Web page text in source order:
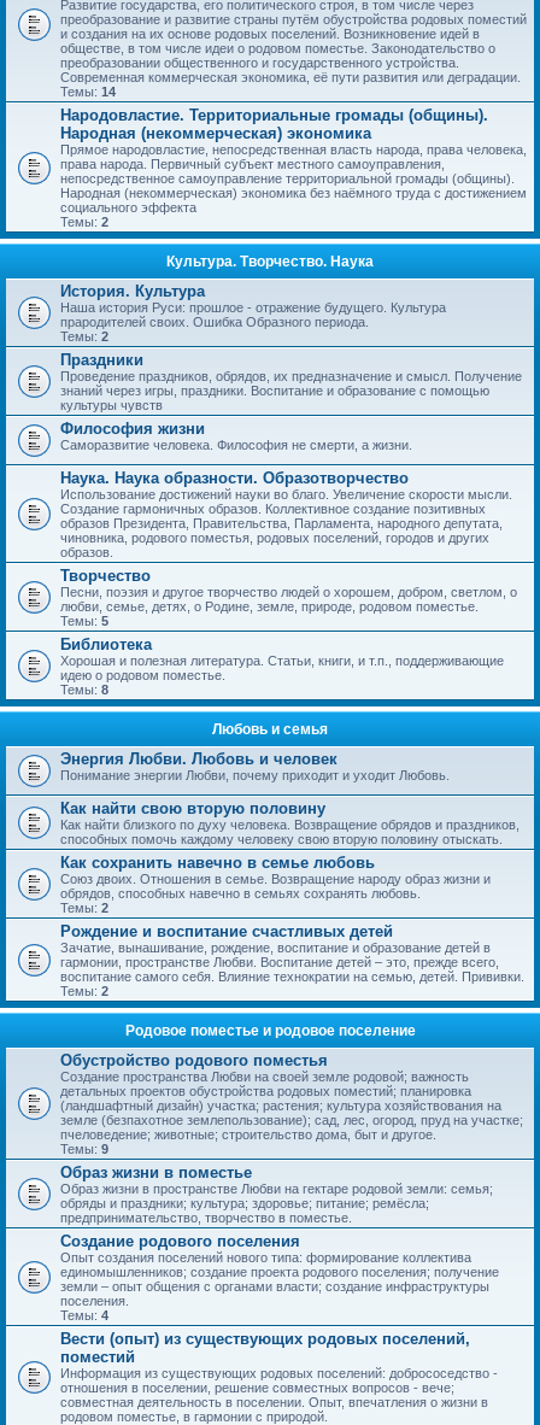
Развитие государства, его политического строя, в том числе через
преобразование и развитие страны путём обустройства родовых поместий
и создания на их основе родовых поселений. Возникновение идей в
обществе, в том числе идеи о родовом поместье. Законодательство о
преобразовании общественного и государственного устройства.
Современная коммерческая экономика, её пути развития или деградации.
Темы: 14
Народовластие. Территориальные громады (общины).
Народная (некоммерческая) экономика
Прямое народовластие, непосредственная власть народа, права человека,
права народа. Первичный субъект местного самоуправления,
непосредственное самоуправление территориальной громады (общины).
Народная (некоммерческая) экономика без наёмного труда с достижением
социального эффекта
Темы: 2
Культура. Творчество. Наука
История. Культура
Наша история Руси: прошлое - отражение будущего. Культура
прародителей своих. Ошибка Образного периода.
Темы: 2
Праздники
Проведение праздников, обрядов, их предназначение и смысл. Получение
знаний через игры, праздники. Воспитание и образование с помощью
культуры чувств
Философия жизни
Саморазвитие человека. Философия не смерти, а жизни.
Наука. Наука образности. Образотворчество
Использование достижений науки во благо. Увеличение скорости мысли.
Создание гармоничных образов. Коллективное создание позитивных
образов Президента, Правительства, Парламента, народного депутата,
чиновника, родового поместья, родовых поселений, городов и других
образов.
Творчество
Песни, поэзия и другое творчество людей о хорошем, добром, светлом, о
любви, семье, детях, о Родине, земле, природе, родовом поместье.
Темы: 5
Библиотека
Хорошая и полезная литература. Статьи, книги, и т.п., поддерживающие
идею о родовом поместье.
Темы: 8
Любовь и семья
Энергия Любви. Любовь и человек
Понимание энергии Любви, почему приходит и уходит Любовь.
Как найти свою вторую половину
Как найти близкого по духу человека. Возвращение обрядов и праздников,
способных помочь каждому человеку свою вторую половину отыскать.
Как сохранить навечно в семье любовь
Союз двоих. Отношения в семье. Возвращение народу образ жизни и
обрядов, способных навечно в семьях сохранять любовь.
Темы: 2
Рождение и воспитание счастливых детей
Зачатие, вынашивание, рождение, воспитание и образование детей в
гармонии, пространстве Любви. Воспитание детей – это, прежде всего,
воспитание самого себя. Влияние технократии на семью, детей. Прививки.
Темы: 2
Родовое поместье и родовое поселение
Обустройство родового поместья
Создание пространства Любви на своей земле родовой; важность
детальных проектов обустройства родовых поместий; планировка
(ландшафтный дизайн) участка; растения; культура хозяйствования на
земле (безпахотное землепользование); сад, лес, огород, пруд на участке;
пчеловедение; животные; строительство дома, быт и другое.
Темы: 9
Образ жизни в поместье
Образ жизни в пространстве Любви на гектаре родовой земли: семья;
обряды и праздники; культура; здоровье; питание; ремёсла;
предпринимательство, творчество в поместье.
Создание родового поселения
Опыт создания поселений нового типа: формирование коллектива
единомышленников; создание проекта родового поселения; получение
земли – опыт общения с органами власти; создание инфраструктуры
поселения.
Темы: 4
Вести (опыт) из существующих родовых поселений,
поместий
Информация из существующих родовых поселений: добрососедство -
отношения в поселении, решение совместных вопросов - вече;
совместная деятельность в поселении. Опыт, впечатления о жизни в
родовом поместье, в гармонии с природой.